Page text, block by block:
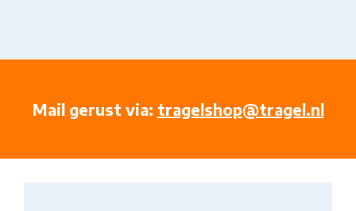
Mail gerust via: tragelshop@tragel.nl